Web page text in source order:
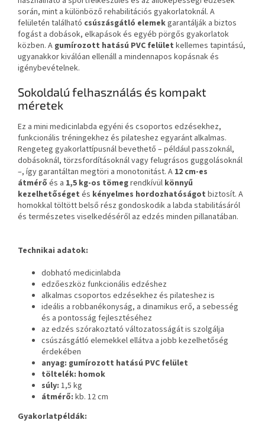
során, mint a különböző rehabilitációs gyakorlatoknál. A
felületén található csúszásgátló elemekgarantálják a biztos
fogást a dobások, elkapások és egyéb pörgős gyakorlatok
közben. A gumírozott hatású PVC felület kellemes tapintású,
ugyanakkor kiválóan ellenáll a mindennapos kopásnak és
igénybevételnek.
Sokoldalú felhasználás és kompakt
méretek
Ez a mini medicinlabda egyéni és csoportos edzésekhez,
funkcionális tréningekhez és pilateshez egyaránt alkalmas.
Rengeteg gyakorlattípusnál bevethető – például passzoknál,
dobásoknál, törzsfordításoknál vagy felugrásos guggolásoknál
–, így garantáltan megtöri a monotonitást. A 12 cm-es
átmérő és a 1,5 kg-os tömegrendkívül könnyű
kezelhetőséget és kényelmes hordozhatóságot biztosít. A
homokkal töltött belső rész gondoskodik a labda stabilitásáról
és természetes viselkedéséről az edzés minden pillanatában.
Technikai adatok:
dobható medicinlabda
edzőeszköz funkcionális edzéshez
alkalmas csoportos edzésekhez és pilateshez is
ideális a robbanékonyság, a dinamikus erő, a sebesség
és a pontosság fejlesztéséhez
az edzés szórakoztató változatosságát is szolgálja
csúszásgátló elemekkel ellátva a jobb kezelhetőség
érdekében
anyag: gumírozott hatású PVC felület
töltelék: homok
súly: 1,5 kg
átmérő: kb. 12 cm
Gyakorlatpéldák: